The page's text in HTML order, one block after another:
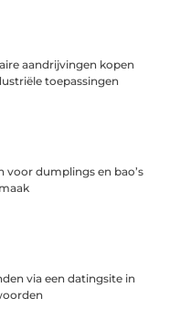
aandrijvingen kopen
toepassingen
voor dumplings en bao’s
via een datingsite in